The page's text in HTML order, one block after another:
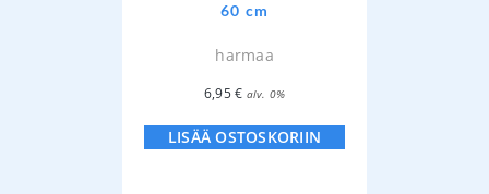
60 cm
harmaa
6,95€ alv. 0%
LISÄÄ OSTOSKORIIN